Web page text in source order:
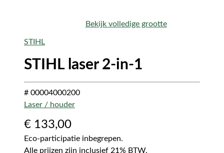
Bekijk volledige grootte
STIHL
STIHL laser 2-in-1
# 00004000200
Laser / houder
€ 133,00
Eco-participatie inbegrepen.
Alle prijzen zijn inclusief 21% BTW.